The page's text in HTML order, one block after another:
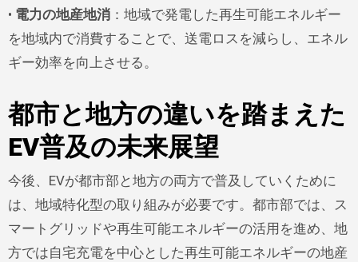
• 電力の地産地消：地域で発電した再生可能エネルギー
を地域内で消費することで、送電ロスを減らし、エネル
ギー効率を向上させる。
都市と地方の違いを踏まえた
EV普及の未来展望
今後、EVが都市部と地方の両方で普及していくために
は、地域特化型の取り組みが必要です。都市部では、ス
マートグリッドや再生可能エネルギーの活用を進め、地
方では自宅充電を中心とした再生可能エネルギーの地産